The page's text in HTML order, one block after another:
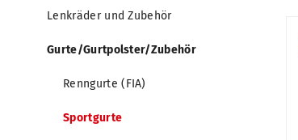
Lenkräder und Zubehör
Gurte/Gurtpolster/Zubehör
Renngurte (FIA)
Sportgurte